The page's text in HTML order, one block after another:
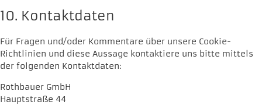
10. Kontaktdaten
Für Fragen und/oder Kommentare über unsere Cookie-
Richtlinien und diese Aussage kontaktiere uns bitte mittels
der folgenden Kontaktdaten:
Rothbauer GmbH
Hauptstraße 44